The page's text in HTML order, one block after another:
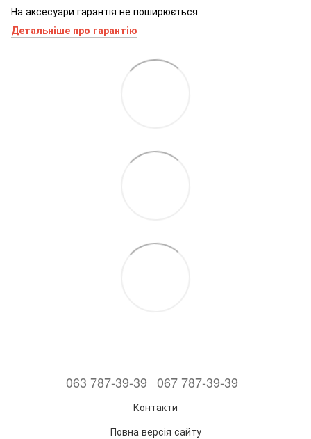
На аксесуари гарантія не поширюється
Детальніше про гарантію
063 787-39-39 067 787-39-39
Контакти
Повна версія сайту